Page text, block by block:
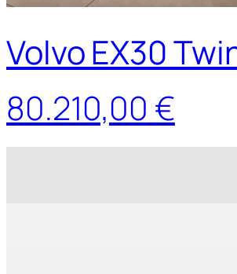
Volvo EX30
80.210,00 €